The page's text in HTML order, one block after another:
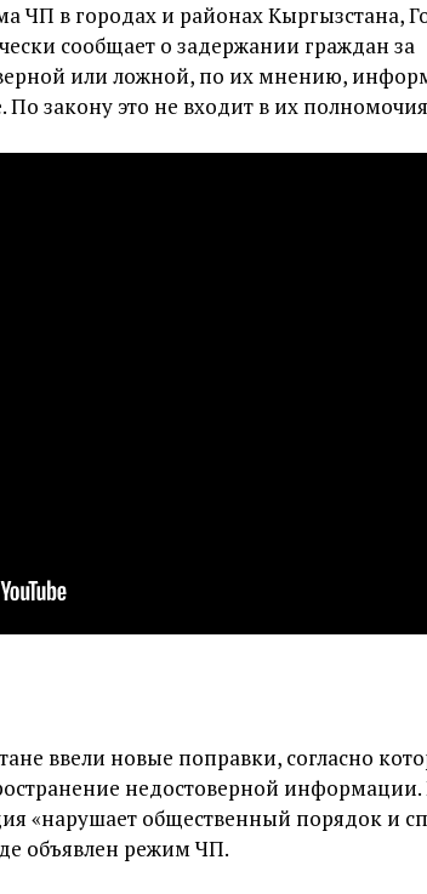
ЧП в городах и районах Кыргызстана,
сообщает о задержании граждан за
или ложной, по их мнению,
По закону это не входит в их
ввели новые поправки, согласно
недостоверной
«нарушает общественный порядок и
объявлен режим ЧП.